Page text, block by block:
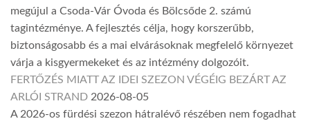
megújul a Csoda-Vár Óvoda és Bölcsőde 2. számú
tagintézménye. A fejlesztés célja, hogy korszerűbb,
biztonságosabb és a mai elvárásoknak megfelelő környezet
várja a kisgyermekeket és az intézmény dolgozóit.
FERTŐZÉS MIATT AZ IDEI SZEZON VÉGÉIG BEZÁRT AZ
ARLÓI STRAND 2026-08-05
A 2026-os fürdési szezon hátralévő részében nem fogadhat